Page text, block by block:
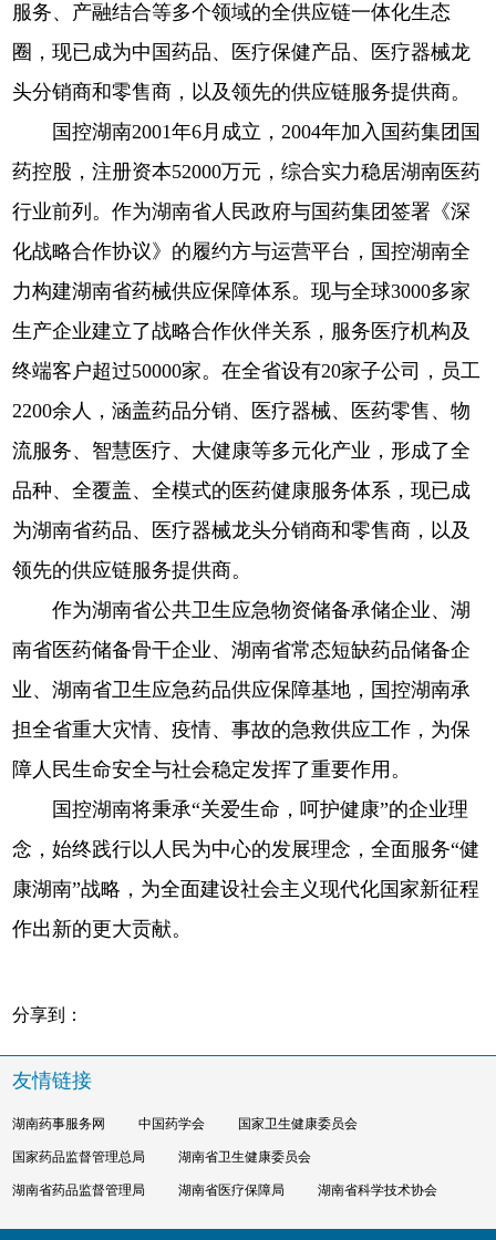
服务、产融结合等多个领域的全供应链一体化生态
圈，现已成为中国药品、医疗保健产品、医疗器械龙
头分销商和零售商，以及领先的供应链服务提供商。
国控湖南2001年6月成立，2004年加入国药集团国
药控股，注册资本52000万元，综合实力稳居湖南医药
行业前列。作为湖南省人民政府与国药集团签署《深
化战略合作协议》的履约方与运营平台，国控湖南全
力构建湖南省药械供应保障体系。现与全球3000多家
生产企业建立了战略合作伙伴关系，服务医疗机构及
终端客户超过50000家。在全省设有20家子公司，员工
2200余人，涵盖药品分销、医疗器械、医药零售、物
流服务、智慧医疗、大健康等多元化产业，形成了全
品种、全覆盖、全模式的医药健康服务体系，现已成
为湖南省药品、医疗器械龙头分销商和零售商，以及
领先的供应链服务提供商。
作为湖南省公共卫生应急物资储备承储企业、湖
南省医药储备骨干企业、湖南省常态短缺药品储备企
业、湖南省卫生应急药品供应保障基地，国控湖南承
担全省重大灾情、疫情、事故的急救供应工作，为保
障人民生命安全与社会稳定发挥了重要作用。
国控湖南将秉承“关爱生命，呵护健康”的企业理
念，始终践行以人民为中心的发展理念，全面服务“健
康湖南”战略，为全面建设社会主义现代化国家新征程
作出新的更大贡献。
分享到：
友情链接
湖南药事服务网 中国药学会 国家卫生健康委员会
国家药品监督管理总局 湖南省卫生健康委员会
湖南省药品监督管理局 湖南省医疗保障局 湖南省科学技术协会